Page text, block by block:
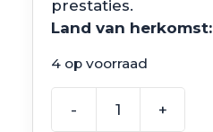
prestaties.
Land van herkomst:
4 op voorraad
- +